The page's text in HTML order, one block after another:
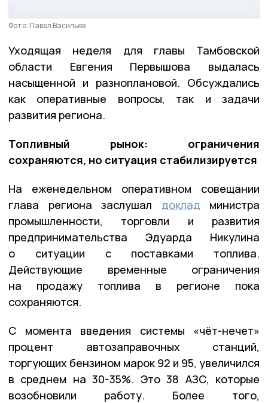
Фото: Павел Васильев
Уходящая неделя для главы Тамбовской
области Евгения Первышова выдалась
насыщенной и разноплановой. Обсуждались
как оперативные вопросы, так и задачи
развития региона.
Топливный рынок: ограничения
сохраняются, но ситуация стабилизируется
На еженедельном оперативном совещании
глава региона заслушал доклад министра
промышленности, торговли и развития
предпринимательства Эдуарда Никулина
о ситуации с поставками топлива.
Действующие временные ограничения
на продажу топлива в регионе пока
сохраняются.
С момента введения системы «чёт-нечет»
процент автозаправочных станций,
торгующих бензином марок 92 и 95, увеличился
в среднем на 30-35%. Это 38 АЗС, которые
возобновили работу. Более того,